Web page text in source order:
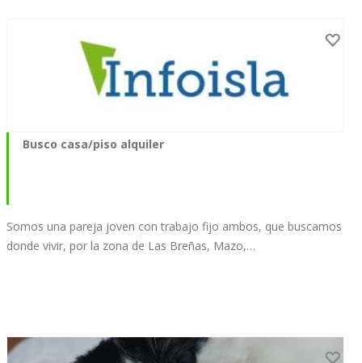
Busco casa/piso alquiler
Somos una pareja joven con trabajo fijo ambos, que buscamos
donde vivir, por la zona de Las Breñas, Mazo,…